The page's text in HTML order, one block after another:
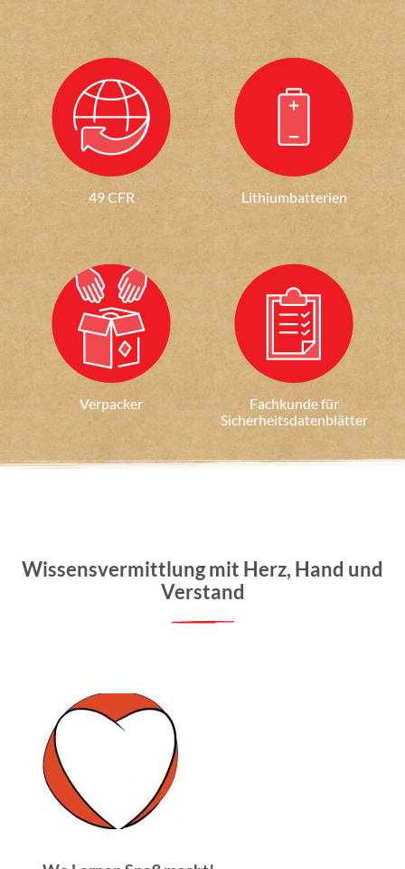
49 CFR Lithiumbatterien
Verpacker
Fachkunde für
Sicherheitsdatenblätter
Wissensvermittlung mit Herz, Hand und
Verstand